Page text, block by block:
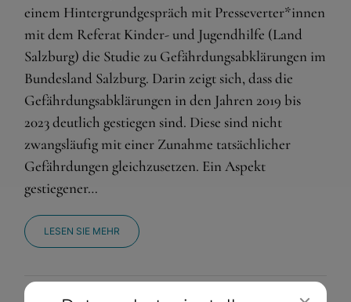
einem Hintergrundgespräch mit Presseverter*innen
mit dem Referat Kinder- und Jugendhilfe (Land
Salzburg) die Studie zu Gefährdungsabklärungen im
Bundesland Salzburg. Darin zeigt sich, dass die
Gefährdungsabklärungen in den Jahren 2019 bis
2023 deutlich gestiegen sind. Diese sind nicht
zwangsläufig mit einer Zunahme tatsächlicher
Gefährdungen gleichzusetzen. Ein Aspekt
gestiegener…
LESEN SIE MEHR